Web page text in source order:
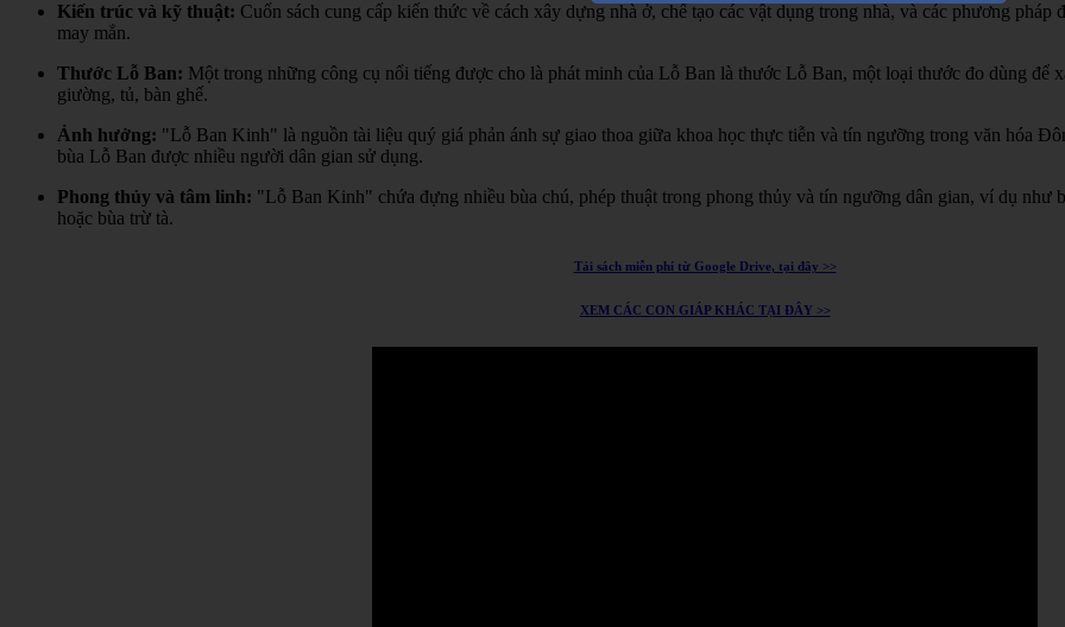
Kiến trúc và kỹ thuật: Cuốn sách cung cấp kiến thức về cách xây dựng nhà ở, chế tạo các vật dụng trong nhà, và các phương
may mắn.
Thước Lỗ Ban: Một trong những công cụ nổi tiếng được cho là phát minh của Lỗ Ban là thước Lỗ Ban, một loại thước đo dùng để
giường, tủ, bàn ghế.
Ảnh hưởng: "Lỗ Ban Kinh" là nguồn tài liệu quý giá phản ánh sự giao thoa giữa khoa học thực tiễn và tín ngưỡng trong văn hóa
bùa Lỗ Ban được nhiều người dân gian sử dụng.
Phong thủy và tâm linh: "Lỗ Ban Kinh" chứa đựng nhiều bùa chú, phép thuật trong phong thủy và tín ngưỡng dân gian, ví dụ như
hoặc bùa trừ tà.
Tải sách miễn phí từ Google Drive, tại đây >>
XEM CÁC CON GIÁP KHÁC TẠI ĐÂY >>